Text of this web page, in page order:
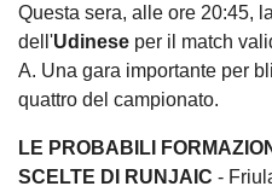
Questa sera, alle ore 20:45, la
dell'Udinese per il match
A. Una gara importante per
quattro del campionato.
LE PROBABILI
SCELTE DI RUNJAIC -